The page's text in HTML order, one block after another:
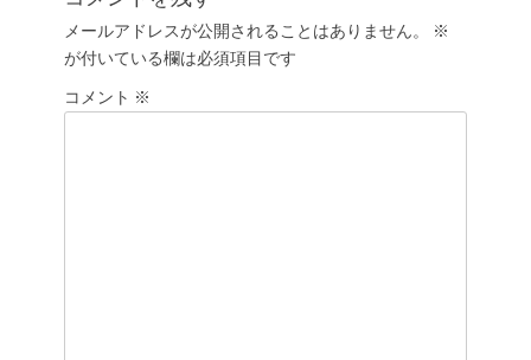
ー
シ
ョ
ン
メールアドレスが公開されることはありません。
※
が付いている欄は必須項目です
コメント ※